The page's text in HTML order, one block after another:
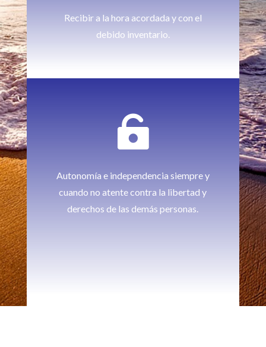
Recibir a la hora acordada y con el
debido inventario.

Autonomía e independencia siempre y
cuando no atente contra la libertad y
derechos de las demás personas.